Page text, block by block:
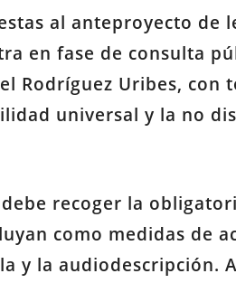
al anteproyecto de
en fase de consulta
Rodríguez Uribes, con
universal y la no
recoger la
como medidas de
y la audiodescripción.